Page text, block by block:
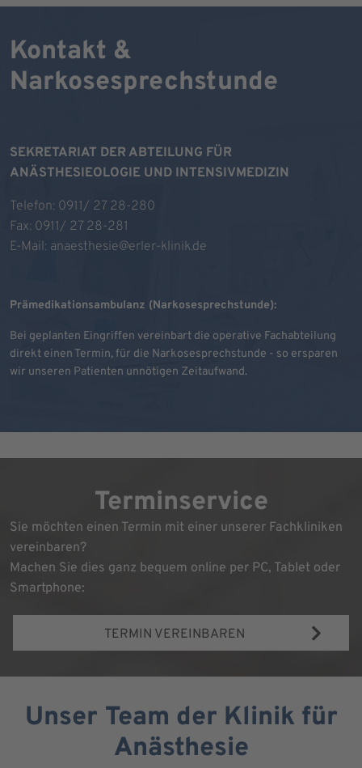
Kontakt &
Narkosesprechstunde
SEKRETARIAT DER ABTEILUNG FÜR
ANÄSTHESIEOLOGIE UND INTENSIVMEDIZIN
Telefon: 0911/ 27 28-280
Fax: 0911/ 27 28-281
E-Mail: anaesthesie@erler-klinik.de
Prämedikationsambulanz (Narkosesprechstunde):
Bei geplanten Eingriffen vereinbart die operative Fachabteilung
direkt einen Termin, für die Narkosesprechstunde - so ersparen
wir unseren Patienten unnötigen Zeitaufwand.
Terminservice
Sie möchten einen Termin mit einer unserer Fachkliniken
vereinbaren?
Machen Sie dies ganz bequem online per PC, Tablet oder
Smartphone:
TERMIN VEREINBAREN
Unser Team der Klinik für
Anästhesie